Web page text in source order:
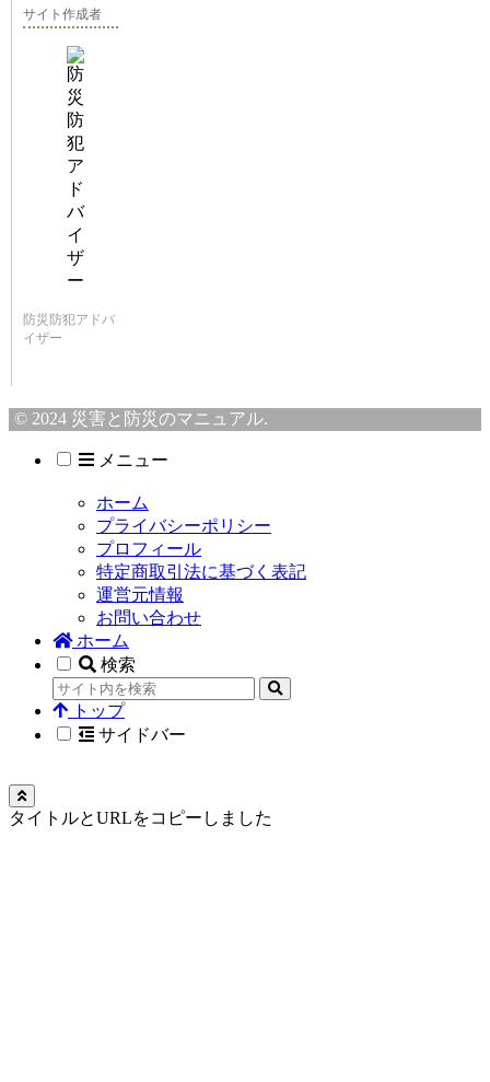
サイト作成者
防災防犯アドバ
イザー
© 2024 災害と防災のマニュアル.
メニュー
ホーム
プライバシーポリシー
プロフィール
特定商取引法に基づく表記
運営元情報
お問い合わせ
ホーム
検索
トップ
サイドバー
タイトルとURLをコピーしました